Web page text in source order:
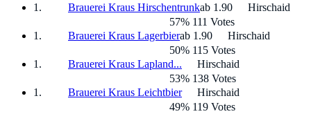
Brauerei Kraus Hirschentrunkab 1.90
Hirschaid
57% 111 Votes
Brauerei Kraus Lagerbierab 1.90
Hirschaid
50% 115 Votes
Brauerei Kraus Lapland...
Hirschaid
53% 138 Votes
Brauerei Kraus Leichtbier
Hirschaid
49% 119 Votes